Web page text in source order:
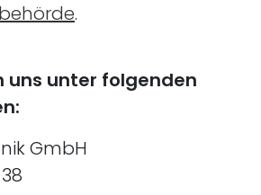
.
uns unter folgenden
GmbH